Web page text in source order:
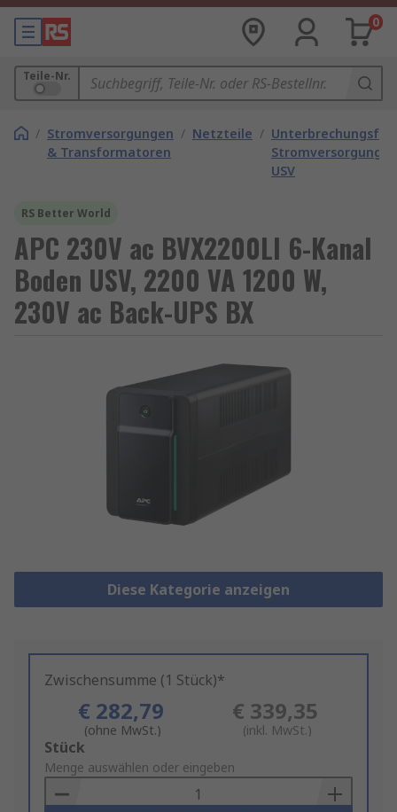
0
Teile-Nr.
/ Stromversorgungen
& Transformatoren
/ Netzteile /
Stromversorgungen
USV
RS Better World
APC 230V ac BVX2200LI 6-Kanal
Boden USV, 2200 VA 1200 W,
230V ac Back-UPS BX
Diese Kategorie anzeigen
Zwischensumme (1 Stück)*
€ 282,79
(ohne MwSt.)
€ 339,35
(inkl. MwSt.)
Add
to
Basket
Stück
Menge auswählen oder eingeben